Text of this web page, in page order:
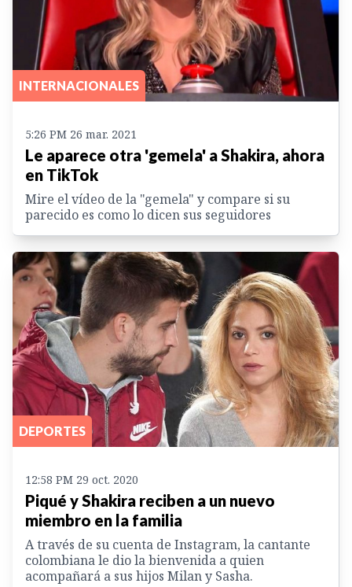
INTERNACIONALES
5:26 PM 26 mar. 2021
Le aparece otra 'gemela' a Shakira, ahora
en TikTok
Mire el vídeo de la "gemela" y compare si su
parecido es como lo dicen sus seguidores
DEPORTES
12:58 PM 29 oct. 2020
Piqué y Shakira reciben a un nuevo
miembro en la familia
A través de su cuenta de Instagram, la cantante
colombiana le dio la bienvenida a quien
acompañará a sus hijos Milan y Sasha.